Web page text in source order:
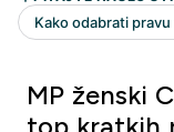
MP ženski
top kratkih